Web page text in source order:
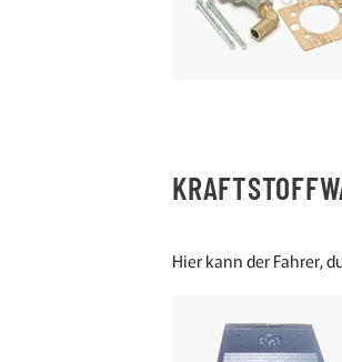
Hier kann der Fahrer,